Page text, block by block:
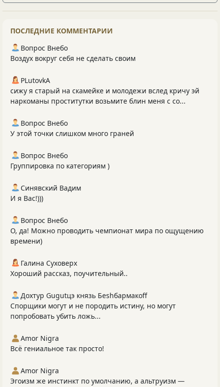
ПОСЛЕДНИЕ КОММЕНТАРИИ
Вопрос Внебо
Воздух вокруг себя не сделать своим
PLutоvkА
сижу я старый на скамейке и молодежи вслед кричу эй
наркоманы проститутки возьмите блин меня с со...
Вопрос Внебо
У этой точки слишком много граней
Вопрос Внебо
Группировка по категориям )
Синявский Вадим
И я Вас!)))
Вопрос Внебо
О, да! Можно проводить чемпионат мира по ощущению
времени)
Галина Суховерх
Хороший рассказ, поучительный..
Дохтур Gugutцэ князь Беshбармакоff
Спорщики могут и не породить истину, но могут
попробовать убить ложь...
Amor Nigra
Всё гениальное так просто!
Amor Nigra
Эгоизм же инстинкт по умолчанию, а альтруизм —